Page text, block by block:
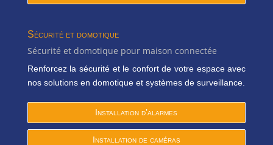
Sécurité et domotique
Sécurité et domotique pour maison connectée
Renforcez la sécurité et le confort de votre espace avec
nos solutions en domotique et systèmes de surveillance.
Installation d’alarmes
Installation de caméras